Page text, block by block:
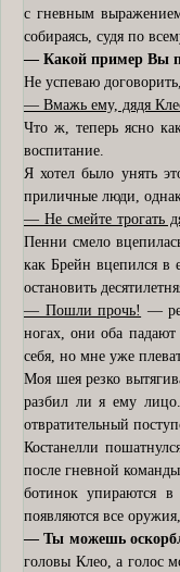
с гневным
собираясь, судя по
— Какой пример Вы
Не успеваю
— Вмажь ему, дядя
Что ж, теперь ясно
воспитание.
Я хотел было унять
приличные люди,
— Не смейте трогать
Пенни смело
как Брейн вцепился в
остановить
— Пошли прочь! —
ногах, они оба
себя, но мне уже
Моя шея резко
разбил ли я ему
отвратительный
Костанелли
после гневной
ботинок упираются
появляются все
— Ты можешь
головы Клео, а голос